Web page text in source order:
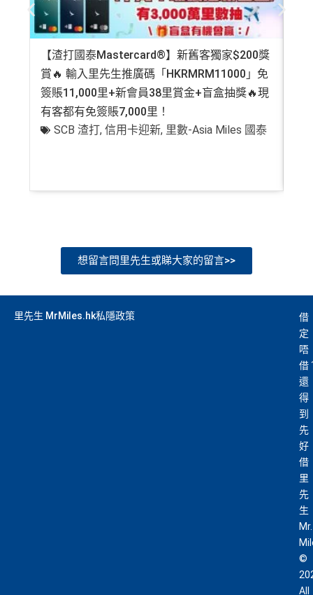
【渣打國泰Mastercard®】新舊客獨家$200獎
賞🔥 輸入里先生推廣碼「HKRMRM11000」免
簽賬11,000里+新會員38里賞金+盲盒抽獎🔥現
有客都有免簽賬7,000里！
SCB 渣打,信用卡迎新, 里數-Asia Miles 國泰
想留言問里先生或睇大家的留言>>
里先生 MrMiles.hk私隱政策
借
定
唔
借
還
得
到
先
好
借
里
先
生
Mr.
©
All